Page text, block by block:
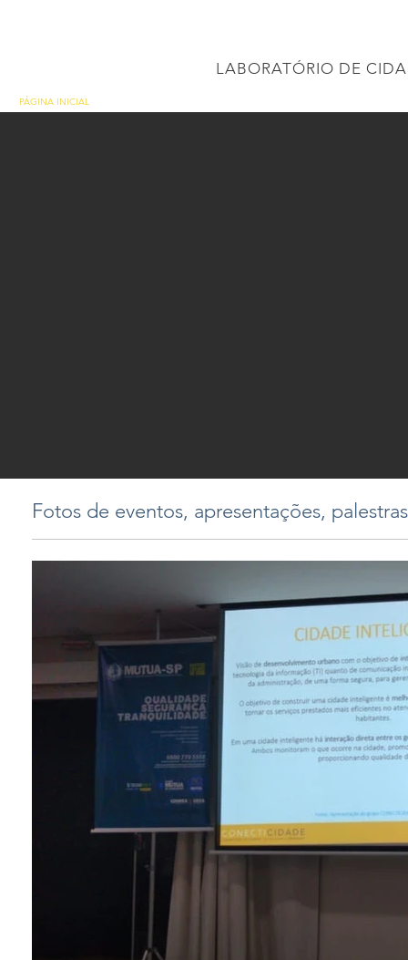
PÁGINA INICIAL
LABORATÓRIO DE
Fotos de eventos, apresentações,